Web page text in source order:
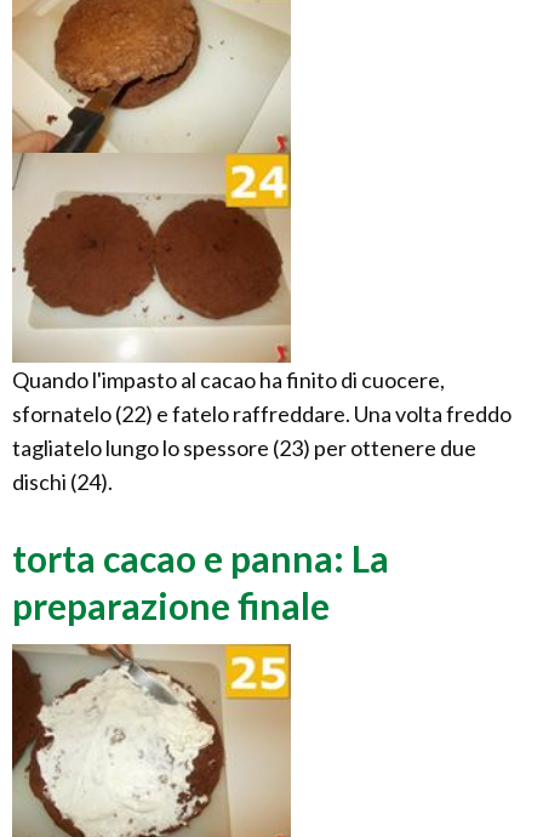
Quando l'impasto al cacao ha finito di cuocere,
sfornatelo (22) e fatelo raffreddare. Una volta freddo
tagliatelo lungo lo spessore (23) per ottenere due
dischi (24).
torta cacao e panna: La
preparazione finale